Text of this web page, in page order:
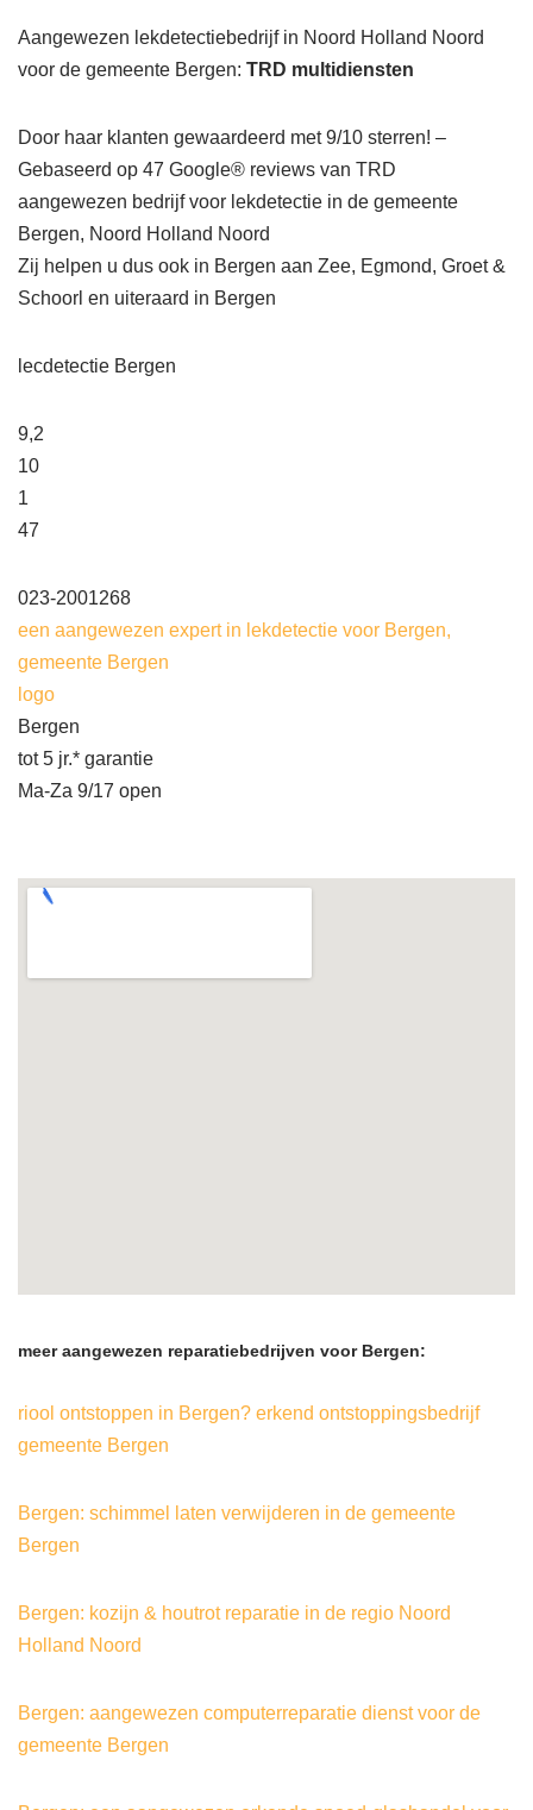
Aangewezen lekdetectiebedrijf in Noord Holland Noord
voor de gemeente Bergen: TRD multidiensten
Door haar klanten gewaardeerd met 9/10 sterren! –
Gebaseerd op 47 Google® reviews van TRD
aangewezen bedrijf voor lekdetectie in de gemeente
Bergen, Noord Holland Noord
Zij helpen u dus ook in Bergen aan Zee, Egmond, Groet &
Schoorl en uiteraard in Bergen
lecdetectie Bergen
9,2
10
1
47
023-2001268
een aangewezen expert in lekdetectie voor Bergen,
gemeente Bergen
logo
Bergen
tot 5 jr.* garantie
Ma-Za 9/17 open
meer aangewezen reparatiebedrijven voor Bergen:
riool ontstoppen in Bergen? erkend ontstoppingsbedrijf
gemeente Bergen
Bergen: schimmel laten verwijderen in de gemeente
Bergen
Bergen: kozijn & houtrot reparatie in de regio Noord
Holland Noord
Bergen: aangewezen computerreparatie dienst voor de
gemeente Bergen